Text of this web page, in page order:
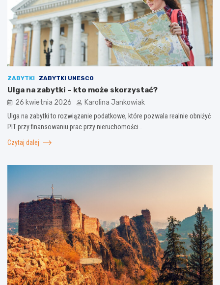
ZABYTKI ZABYTKI UNESCO
Ulga na zabytki – kto może skorzystać?
26 kwietnia 2026 Karolina Jankowiak
Ulga na zabytki to rozwiązanie podatkowe, które pozwala realnie obniżyć
PIT przy finansowaniu prac przy nieruchomości…
Czytaj dalej